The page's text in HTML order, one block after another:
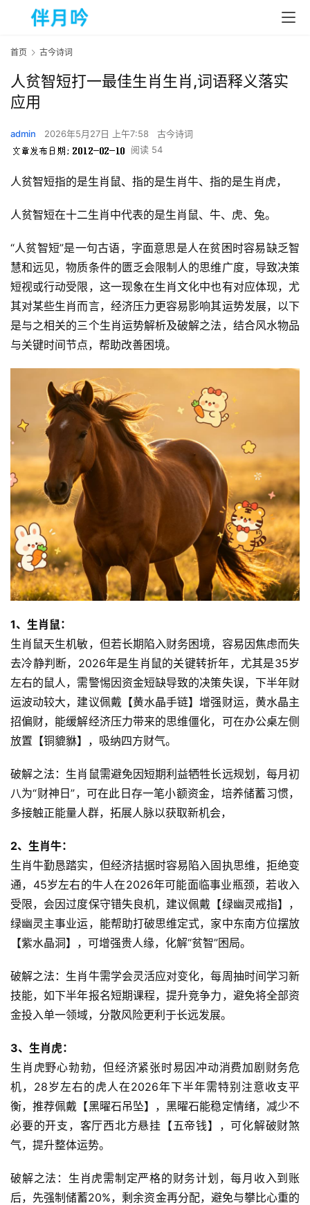
首页 古今诗词
人贫智短打一最佳生肖生肖,词语释义落实
应用
admin 2026年5月27日 上午7:58
古今诗词
阅读 54
人贫智短指的是生肖鼠、 指的是生肖牛、 指的是生肖虎，
人贫智短在十二生肖中代表的是生肖鼠、牛、虎、兔。
“人贫智短”是一句古语，字面意思是人在贫困时容易缺乏智
慧和远见，物质条件的匮乏会限制人的思维广度，导致决策
短视或行动受限，这一现象在生肖文化中也有对应体现，尤
其对某些生肖而言，经济压力更容易影响其运势发展，以下
是与之相关的三个生肖运势解析及破解之法，结合风水物品
与关键时间节点，帮助改善困境。
1、生肖鼠：
生肖鼠天生机敏，但若长期陷入财务困境，容易因焦虑而失
去冷静判断，2026年是生肖鼠的关键转折年，尤其是35岁
左右的鼠人，需警惕因资金短缺导致的决策失误，下半年财
运波动较大，建议佩戴【黄水晶手链】增强财运，黄水晶主
招偏财，能缓解经济压力带来的思维僵化，可在办公桌左侧
放置【铜貔貅】，吸纳四方财气。
破解之法：生肖鼠需避免因短期利益牺牲长远规划，每月初
八为“财神日”，可在此日存一笔小额资金，培养储蓄习惯，
多接触正能量人群，拓展人脉以获取新机会，
2、生肖牛：
生肖牛勤恳踏实，但经济拮据时容易陷入固执思维，拒绝变
通，45岁左右的牛人在2026年可能面临事业瓶颈，若收入
受限，会因过度保守错失良机，建议佩戴【绿幽灵戒指】，
绿幽灵主事业运，能帮助打破思维定式，家中东南方位摆放
【紫水晶洞】，可增强贵人缘，化解“贫智”困局。
破解之法：生肖牛需学会灵活应对变化，每周抽时间学习新
技能，如下半年报名短期课程，提升竞争力，避免将全部资
金投入单一领域，分散风险更利于长远发展。
3、生肖虎：
生肖虎野心勃勃，但经济紧张时易因冲动消费加剧财务危
机，28岁左右的虎人在2026年下半年需特别注意收支平
衡，推荐佩戴【黑曜石吊坠】，黑曜石能稳定情绪，减少不
必要的开支，客厅西北方悬挂【五帝钱】，可化解破财煞
气，提升整体运势。
破解之法：生肖虎需制定严格的财务计划，每月收入到账
后，先强制储蓄20%，剩余资金再分配，避免与攀比心重的